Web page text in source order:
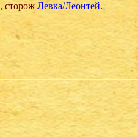
, сторож Левка/Леонтей.